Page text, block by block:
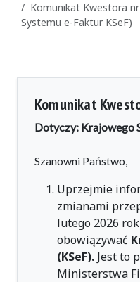
Komunikat Kwestora
Systemu e-Faktur KSeF)
Komunikat
Dotyczy: Krajowego
Szanowni Państwo,
Uprzejmie
zmianami
lutego 2026
obowiązywać
(KSeF). Jest to
Ministerstwa